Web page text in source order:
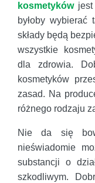
kosmetykówjest
byłoby wybierać
składy będą
wszystkie
dla zdrowia.
kosmetyków
zasad. Na
różnego rodzaju
Nie da się
nieświadomie
substancji o
szkodliwym.